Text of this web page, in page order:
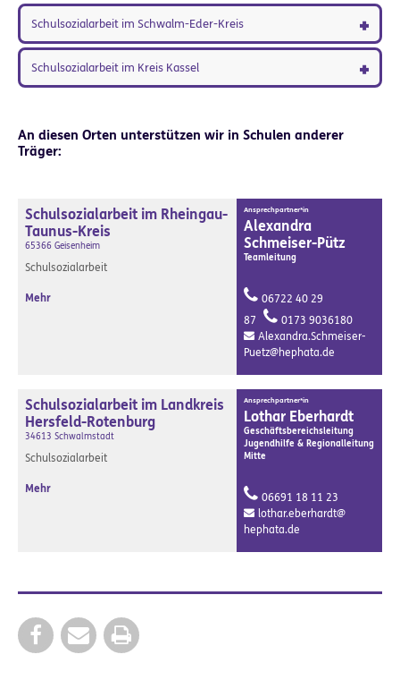
Schulsozialarbeit im Schwalm-Eder-Kreis
Schulsozialarbeit im Kreis Kassel
An diesen Orten unterstützen wir in Schulen anderer
Träger:
Schulsozialarbeit im Rheingau-
Taunus-Kreis
65366 Geisenheim
Schulsozialarbeit
Mehr
Ansprechpartner*in
Alexandra
Schmeiser-Pütz
Teamleitung
06722 40 29
87
0173 9036180
Alexandra.Schmeiser-
Puetz@hephata.de
Schulsozialarbeit im Landkreis
Hersfeld-Rotenburg
34613 Schwalmstadt
Schulsozialarbeit
Mehr
Ansprechpartner*in
Lothar Eberhardt
Geschäftsbereichsleitung
Jugendhilfe & Regionalleitung
Mitte
06691 18 11 23
lothar.eberhardt@
hephata.de